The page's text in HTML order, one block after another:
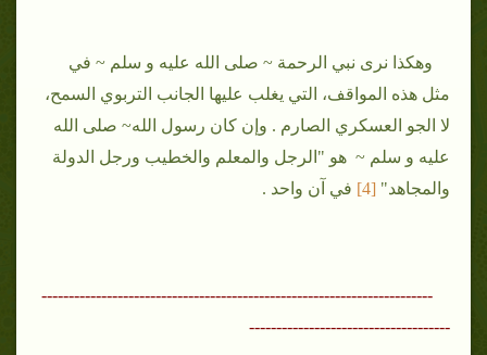
وهكذا نرى نبي الرحمة ~ صلى الله عليه و سلم ~ في
مثل هذه المواقف، التي يغلب عليها الجانب التربوي السمح،
لا الجو العسكري الصارم . وإن كان رسول الله~ صلى الله
عليه و سلم ~ هو "الرجل والمعلم والخطيب ورجل الدولة
والمجاهد" [4] في آن واحد .
------------------------------------------------------------------------
-------------------------------------